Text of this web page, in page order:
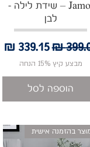
תצוגה מהירה
Jamot – שידת לילה -
לבן
רגילמחיר‏339.15 ‏₪
מבצע קיץ 15% הנחה
הוספה לסל
בהזמנה אישית